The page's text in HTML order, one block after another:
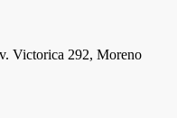
Victorica 292, Moreno